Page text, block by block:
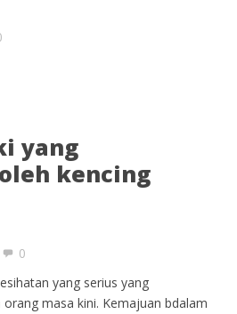
yang
kencing
0
yang serius yang
masa kini. Kemajuan bdalam